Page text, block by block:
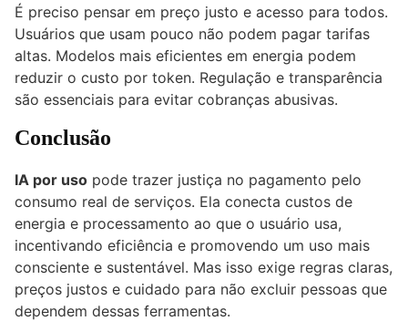
É preciso pensar em preço justo e acesso para todos.
Usuários que usam pouco não podem pagar tarifas
altas. Modelos mais eficientes em energia podem
reduzir o custo por token. Regulação e transparência
são essenciais para evitar cobranças abusivas.
Conclusão
IA por uso pode trazer justiça no pagamento pelo
consumo real de serviços. Ela conecta custos de
energia e processamento ao que o usuário usa,
incentivando eficiência e promovendo um uso mais
consciente e sustentável. Mas isso exige regras claras,
preços justos e cuidado para não excluir pessoas que
dependem dessas ferramentas.